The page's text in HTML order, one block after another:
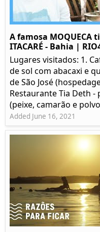
A famosa MOQUECA
ITACARÉ - Bahia |
Lugares visitados: 1.
de sol com abacaxi e
de São José
Restaurante Tia Deth
(peixe, camarão e
Added June 16, 2021